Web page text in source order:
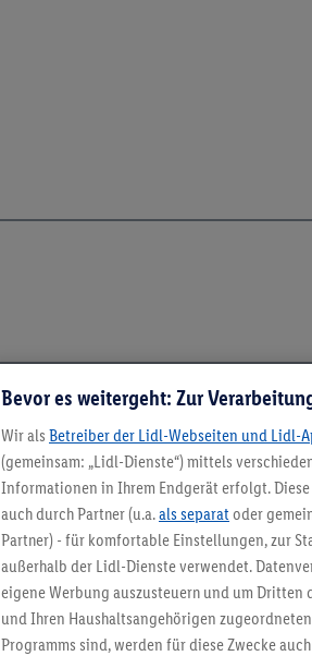
Bevor es weitergeht: Zur
Wir als Betreiber der Lidl-Webseiten und Lidl-
(gemeinsam: „Lidl-Dienste“) mittels
Informationen in Ihrem Endgerät erfolgt.
auch durch Partner (u.a.als separat oder
Partner) - für komfortable Einstellungen, zur
außerhalb der Lidl-Dienste verwendet.
eigene Werbung auszusteuern und um
und Ihren Haushaltsangehörigen
Programms sind, werden für diese Zwecke